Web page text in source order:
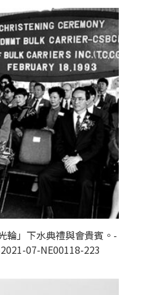
輪」下水典禮與會貴賓。-
07-NE00118-223